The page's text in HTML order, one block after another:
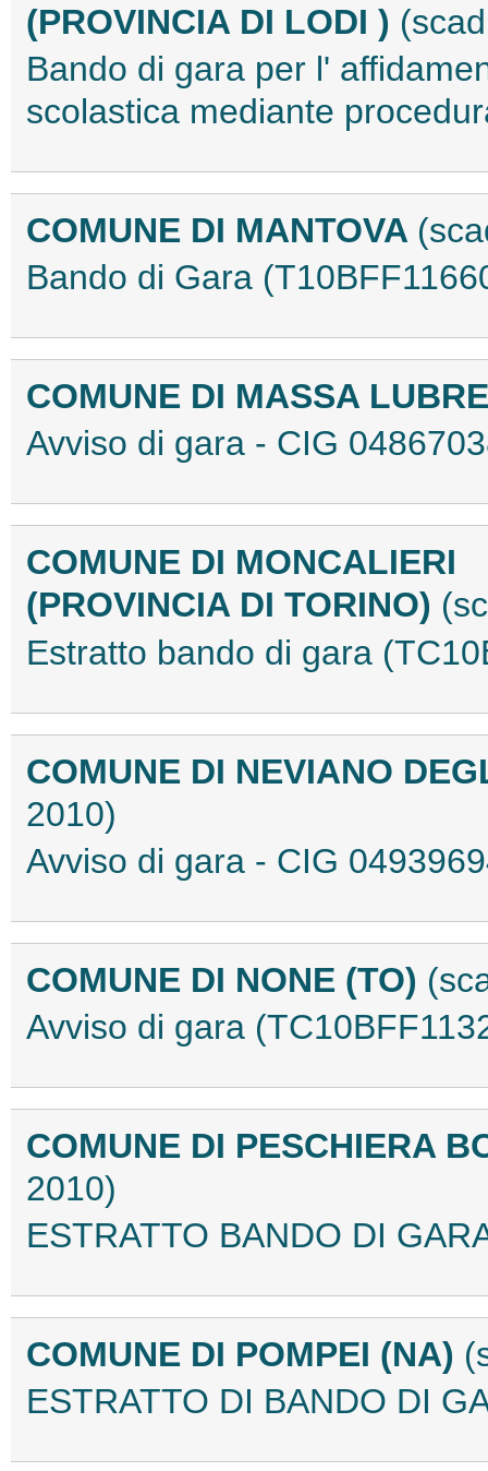
(PROVINCIA DI LODI )
Bando di gara per l'
scolastica mediante
COMUNE DI MANTOVA
Bando di Gara
COMUNE DI MASSA
Avviso di gara - CIG
COMUNE DI MONCALIERI
(PROVINCIA DI TORINO)
Estratto bando di gara
COMUNE DI NEVIANO
2010)
Avviso di gara - CIG
COMUNE DI NONE (TO)
Avviso di gara
COMUNE DI PESCHIERA
2010)
ESTRATTO BANDO DI
COMUNE DI POMPEI (NA)
ESTRATTO DI BANDO DI